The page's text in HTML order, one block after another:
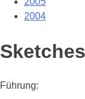
2004
Führung: